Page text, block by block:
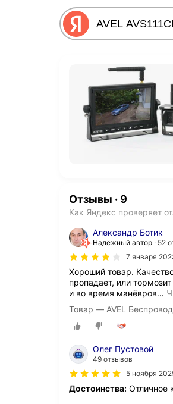
Отзывы · 9
Как Яндекс проверяет
Александр Ботик
Надёжный автор
52
7 января
Хороший товар.
пропадает, или
и во время манёвров…
Товар — AVEL
Олег Пустовой
49 отзывов
5 ноября
Достоинства: Отличное